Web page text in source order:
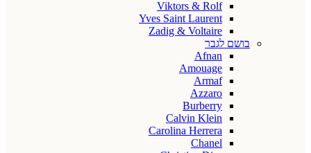
Viktors & Rolf
Yves Saint Laurent
Zadig & Voltaire
בושם לגבר
Afnan
Amouage
Armaf
Azzaro
Burberry
Calvin Klein
Carolina Herrera
Chanel